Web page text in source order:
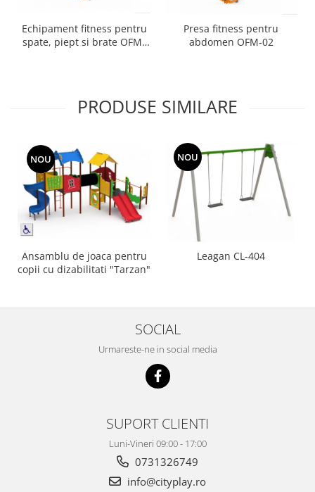
Echipament fitness pentru
spate, piept si brate OFM-
Presa fitness pentru
abdomen OFM-02
PRODUSE SIMILARE
NOU
Ansamblu de joaca pentru
copii cu dizabilitati "Tarzan"
NOU
Leagan CL-404
SOCIAL
Urmareste-ne in social media
SUPORT CLIENTI
Luni-Vineri 09:00 - 17:00
0731326749
info@cityplay.ro